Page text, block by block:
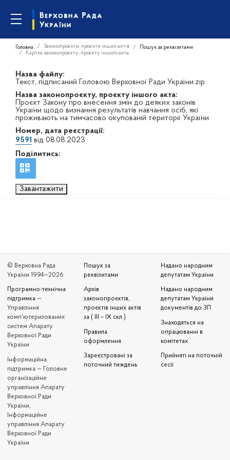
Головна Законопроєкти, проєкти інших актів
Пошук за реквізитами
Картка законопроєкту, проєкту іншого акта
Назва файлу:
Текст, підписаний Головою Верховної Ради України.zip
Назва законопроєкту, проєкту іншого акта:
Проєкт Закону про внесення змін до деяких законів
України щодо визнання результатів навчання осіб, які
проживають на тимчасово окупованій території України
Номер, дата реєстрації:
9591 від 08.08.2023
Поділитись:
Завантажити
© Верховна Рада
України 1994—2026
Програмно-технічна
підтримка —
Управління
комп'ютеризованих
систем Апарату
Верховної Ради
України
Iнформаційна
підтримка — Головне
організаційне
управління Апарату
Верховної Ради
України,
Інформаційне
управління Апарату
Верховної Ради
України
Пошук за
реквізитами
Архів
законопроєктів,
проєктів інших актів
за ( III – IX скл.)
Правила
оформлення
Зареєстровані за
поточний тиждень
Надано народним
депутатам України
Надано народним
депутатам України
документів до ЗП
Знаходяться на
опрацюванні в
комітетах
Прийняті на поточній
сесії